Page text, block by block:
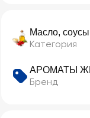
Масло,
Категория
АРОМАТЫ
Бренд